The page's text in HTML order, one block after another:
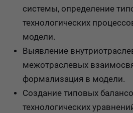
системы, определение
технологических
модели.
Выявление
межотраслевых
формализация в модели.
Создание типовых
технологических